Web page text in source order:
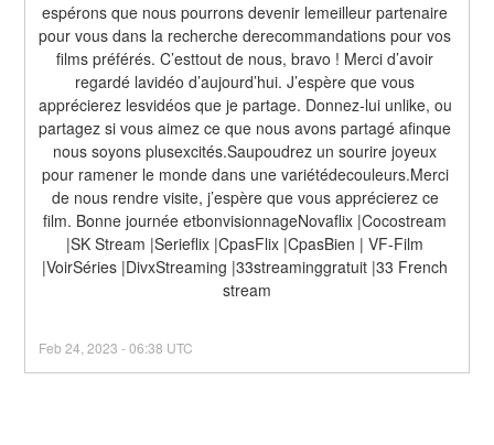
espérons que nous pourrons devenir lemeilleur partenaire
pour vous dans la recherche derecommandations pour vos
films préférés. C’esttout de nous, bravo ! Merci d’avoir
regardé lavidéo d’aujourd’hui. J’espère que vous
apprécierez lesvidéos que je partage. Donnez-lui unlike, ou
partagez si vous aimez ce que nous avons partagé afinque
nous soyons plusexcités.Saupoudrez un sourire joyeux
pour ramener le monde dans une variétédecouleurs.Merci
de nous rendre visite, j’espère que vous apprécierez ce
film. Bonne journée etbonvisionnageNovaflix |Cocostream
|SK Stream |Serieflix |CpasFlix |CpasBien | VF-Film
|VoirSéries |DivxStreaming |33streaminggratuit |33 French
stream
Feb24 ,2023 -06:38 UTC